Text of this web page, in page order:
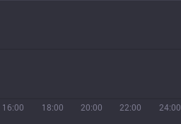
16:00 18:00 20:00 22:00 24:00